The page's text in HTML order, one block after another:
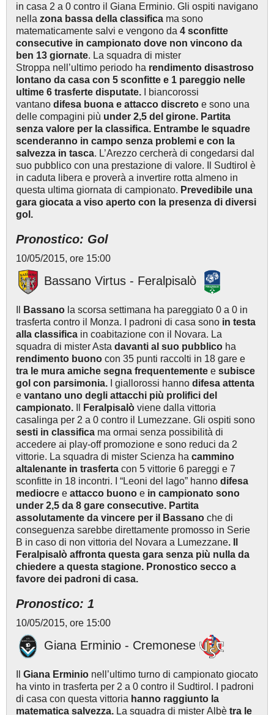
in casa 2 a 0 contro il Giana Erminio. Gli ospiti navigano
nella zona bassa della classifica ma sono
matematicamente salvi e vengono da 4 sconfitte
consecutive in campionato dove non vincono da
ben 13 giornate. La squadra di mister
Stroppa nell’ultimo periodo ha rendimento disastroso
lontano da casa con 5 sconfitte e 1 pareggio nelle
ultime 6 trasferte disputate. I biancorossi
vantano difesa buona e attacco discreto e sono una
delle compagini più under 2,5 del girone. Partita
senza valore per la classifica. Entrambe le squadre
scenderanno in campo senza problemi e con la
salvezza in tasca. L’Arezzo cercherà di congedarsi dal
suo pubblico con una prestazione di valore. Il Sudtirol è
in caduta libera e proverà a invertire rotta almeno in
questa ultima giornata di campionato. Prevedibile una
gara giocata a viso aperto con la presenza di diversi
gol.
Pronostico: Gol
10/05/2015, ore 15:00
Bassano Virtus - Feralpisalò
Bassano la scorsa settimana ha pareggiato 0 a 0 in
trasferta contro il Monza. I padroni di casa sono in testa
alla classifica in coabitazione con il Novara. La
squadra di mister Asta davanti al suo pubblico ha
rendimento buono con 35 punti raccolti in 18 gare e
tra le mura amiche segna frequentemente e subisce
gol con parsimonia.
I giallorossi hanno difesa attenta
e vantano uno degli attacchi più prolifici del
campionato.
Feralpisalò viene dalla vittoria
casalinga per 2 a 0 contro il Lumezzane. Gli ospiti sono
sesti in classifica ma ormai senza possibilità di
accedere ai play-off promozione e sono reduci da 2
vittorie. La squadra di mister Scienza ha cammino
altalenante in trasferta con 5 vittorie 6 pareggi e 7
sconfitte in 18 incontri. I “Leoni del lago” hanno difesa
mediocre e attacco buono e in campionato sono
under 2,5 da 8 gare consecutive. Partita
assolutamente da vincere per il Bassano che di
conseguenza sarebbe direttamente promosso in Serie
B in caso di non vittoria del Novara a Lumezzane. Il
Feralpisalò affronta questa gara senza più nulla da
chiedere a questa stagione. Pronostico secco a
favore dei padroni di casa.
Pronostico: 1
10/05/2015, ore 15:00
Giana Erminio - Cremonese
Giana Erminio nell’ultimo turno di campionato giocato
ha vinto in trasferta per 2 a 0 contro il Sudtirol. I padroni
di casa con questa vittoria hanno raggiunto la
matematica salvezza. La squadra di mister Albè tra le